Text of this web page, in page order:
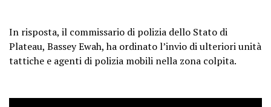
In risposta, il commissario di polizia dello Stato di
Plateau, Bassey Ewah, ha ordinato l’invio di ulteriori unità
tattiche e agenti di polizia mobili nella zona colpita.